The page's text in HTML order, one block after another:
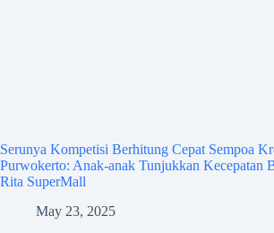
Serunya Kompetisi Berhitung Cepat Sempoa
Purwokerto: Anak-anak Tunjukkan Kecepatan
Rita SuperMall
May 23, 2025